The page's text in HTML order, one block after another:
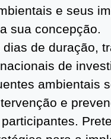
e seus
sua concepção.
de duração,
de
ambientais
e